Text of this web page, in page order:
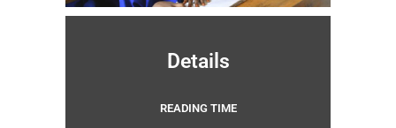
Details
READING TIME